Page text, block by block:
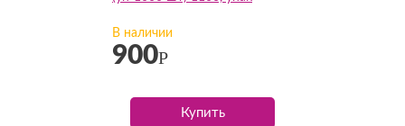
В наличии
900Р
Купить